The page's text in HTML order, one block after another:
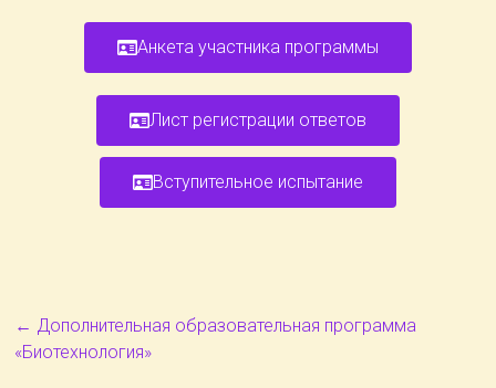
Анкета участника программы
Лист регистрации ответов
Вступительное испытание
← Дополнительная образовательная программа
«Биотехнология»